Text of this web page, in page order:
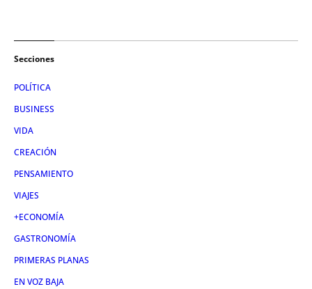
Secciones
POLÍTICA
BUSINESS
VIDA
CREACIÓN
PENSAMIENTO
VIAJES
+ECONOMÍA
GASTRONOMÍA
PRIMERAS PLANAS
EN VOZ BAJA